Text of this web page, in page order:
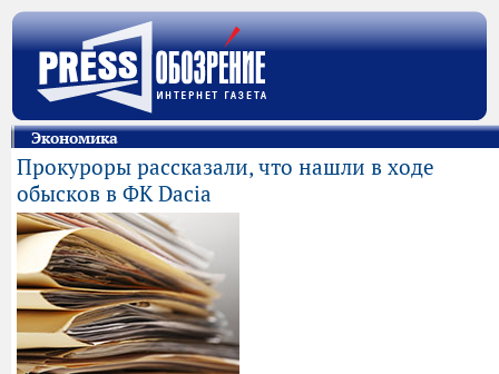
Экономика
Прокуроры рассказали, что нашли в ходе
обысков в ФК Dacia